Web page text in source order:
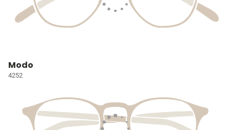
Modo
4252